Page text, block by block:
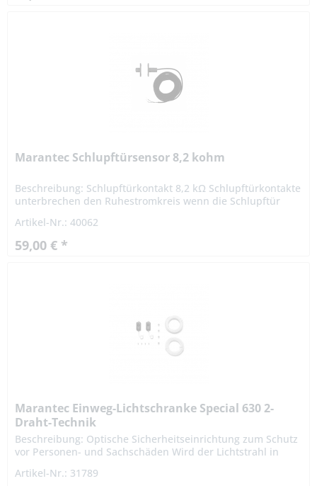
Marantec Schlupftürsensor 8,2 kohm
Beschreibung: Schlupftürkontakt 8,2 kΩ Schlupftürkontakte
unterbrechen den Ruhestromkreis wenn die Schlupftür
wird in...
Artikel-Nr.: 40062
59,00 € *
Marantec Einweg-Lichtschranke Special 630 2-
Draht-Technik
Beschreibung: Optische Sicherheitseinrichtung zum Schutz
vor Personen- und Sachschäden Wird der Lichtstrahl in
Antriebssystem...
Artikel-Nr.: 31789